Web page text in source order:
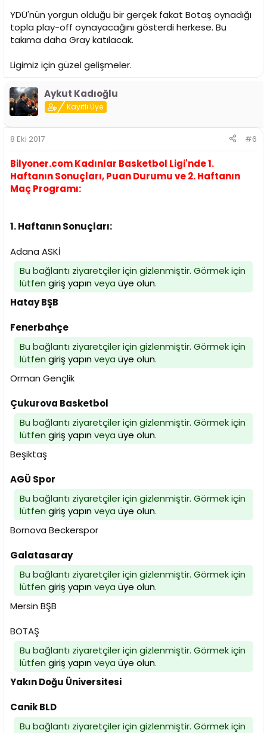
YDÜ'nün yorgun olduğu bir gerçek fakat Botaş oynadığı
topla play-off oynayacağını gösterdi herkese. Bu
takıma daha Gray katılacak.
Ligimiz için güzel gelişmeler.
Aykut Kadıoğlu
Kayıtlı Üye
8 Eki 2017 #6
Bilyoner.com Kadınlar Basketbol Ligi'nde 1.
Haftanın Sonuçları, Puan Durumu ve 2. Haftanın
Maç Programı:
1. Haftanın Sonuçları:
Adana ASKİ
Bu bağlantı ziyaretçiler için gizlenmiştir. Görmek için
lütfen giriş yapınveya üye olun.
Hatay BŞB
Fenerbahçe
Bu bağlantı ziyaretçiler için gizlenmiştir. Görmek için
lütfen giriş yapınveya üye olun.
Orman Gençlik
Çukurova Basketbol
Bu bağlantı ziyaretçiler için gizlenmiştir. Görmek için
lütfen giriş yapınveya üye olun.
Beşiktaş
AGÜ Spor
Bu bağlantı ziyaretçiler için gizlenmiştir. Görmek için
lütfen giriş yapınveya üye olun.
Bornova Beckerspor
Galatasaray
Bu bağlantı ziyaretçiler için gizlenmiştir. Görmek için
lütfen giriş yapınveya üye olun.
Mersin BŞB
BOTAŞ
Bu bağlantı ziyaretçiler için gizlenmiştir. Görmek için
lütfen giriş yapınveya üye olun.
Yakın Doğu Üniversitesi
Canik BLD
Bu bağlantı ziyaretçiler için gizlenmiştir. Görmek için